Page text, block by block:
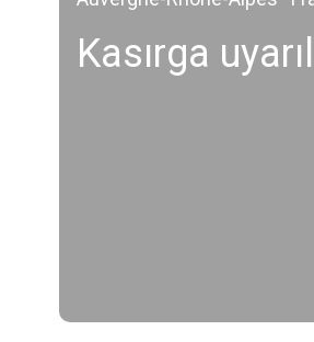
Kasırga